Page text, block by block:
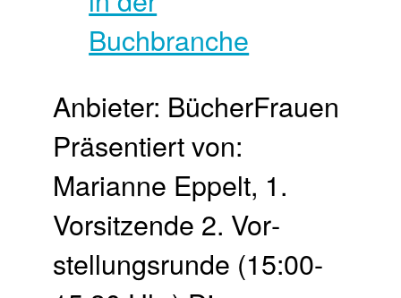
Anbieter: BücherFrauen
Präsentiert von:
Marianne Eppelt, 1.
Vorsitzende 2. Vor­
stellungs­runde (15:00-